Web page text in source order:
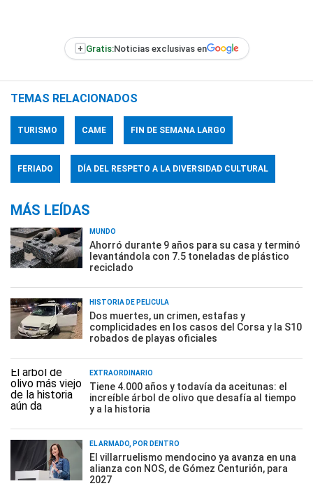
+ Gratis:Noticias exclusivas en
TEMAS RELACIONADOS
TURISMO CAME FIN DE SEMANA LARGO
FERIADO DÍA DEL RESPETO A LA DIVERSIDAD CULTURAL
MÁS LEÍDAS
MUNDO
Ahorró durante 9 años para su casa y terminó
levantándola con 7.5 toneladas de plástico
reciclado
HISTORIA DE PELÍCULA
Dos muertes, un crimen, estafas y
complicidades en los casos del Corsa y la S10
robados de playas oficiales
EXTRAORDINARIO
Tiene 4.000 años y todavía da aceitunas: el
increíble árbol de olivo que desafía al tiempo
y a la historia
EL ARMADO, POR DENTRO
El villarruelismo mendocino ya avanza en una
alianza con NOS, de Gómez Centurión, para
2027